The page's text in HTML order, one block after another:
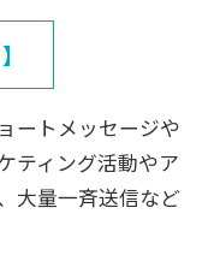
ートメッセージや
ティング活動やア
大量一斉送信など